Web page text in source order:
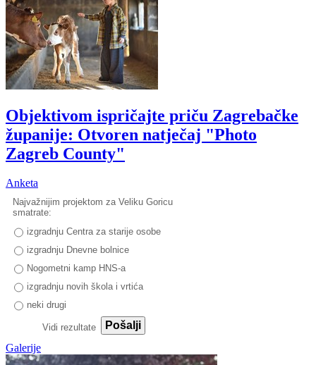
Objektivom ispričajte priču Zagrebačke
županije: Otvoren natječaj "Photo
Zagreb County"
Anketa
Najvažnijim projektom za Veliku Goricu
smatrate:
izgradnju Centra za starije osobe
izgradnju Dnevne bolnice
Nogometni kamp HNS-a
izgradnju novih škola i vrtića
neki drugi
Vidi rezultate
Pošalji
Galerije